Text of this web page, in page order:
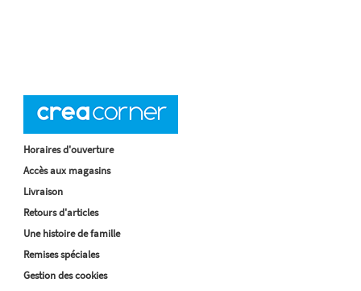
Horaires d'ouverture
Accès aux magasins
Livraison
Retours d'articles
Une histoire de famille
Remises spéciales
Gestion des cookies